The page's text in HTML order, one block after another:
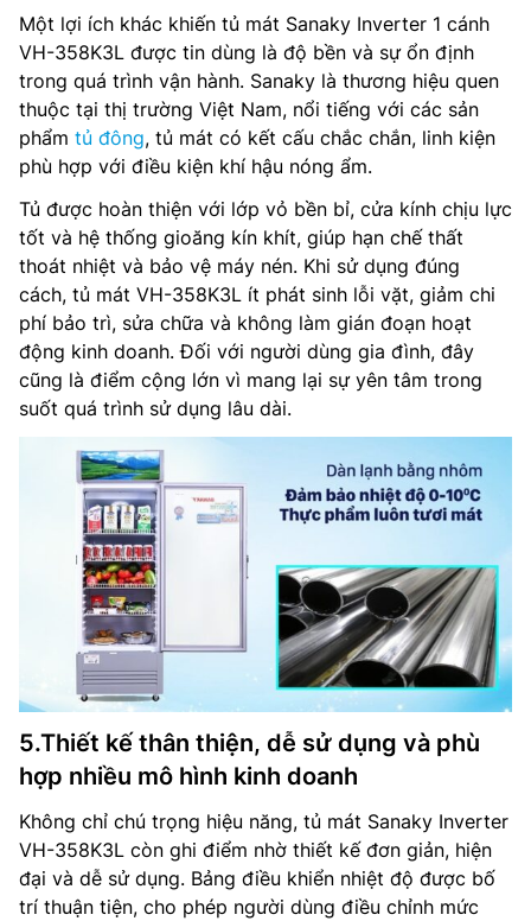
Một lợi ích khác khiến tủ mát Sanaky Inverter 1 cánh
VH-358K3L được tin dùng là độ bền và sự ổn định
trong quá trình vận hành. Sanaky là thương hiệu quen
thuộc tại thị trường Việt Nam, nổi tiếng với các sản
phẩm tủ đông, tủ mát có kết cấu chắc chắn, linh kiện
phù hợp với điều kiện khí hậu nóng ẩm.
Tủ được hoàn thiện với lớp vỏ bền bỉ, cửa kính chịu lực
tốt và hệ thống gioăng kín khít, giúp hạn chế thất
thoát nhiệt và bảo vệ máy nén. Khi sử dụng đúng
cách, tủ mát VH-358K3L ít phát sinh lỗi vặt, giảm chi
phí bảo trì, sửa chữa và không làm gián đoạn hoạt
động kinh doanh. Đối với người dùng gia đình, đây
cũng là điểm cộng lớn vì mang lại sự yên tâm trong
suốt quá trình sử dụng lâu dài.
5.Thiết kế thân thiện, dễ sử dụng và phù
hợp nhiều mô hình kinh doanh
Không chỉ chú trọng hiệu năng, tủ mát Sanaky Inverter
VH-358K3L còn ghi điểm nhờ thiết kế đơn giản, hiện
đại và dễ sử dụng. Bảng điều khiển nhiệt độ được bố
trí thuận tiện, cho phép người dùng điều chỉnh mức